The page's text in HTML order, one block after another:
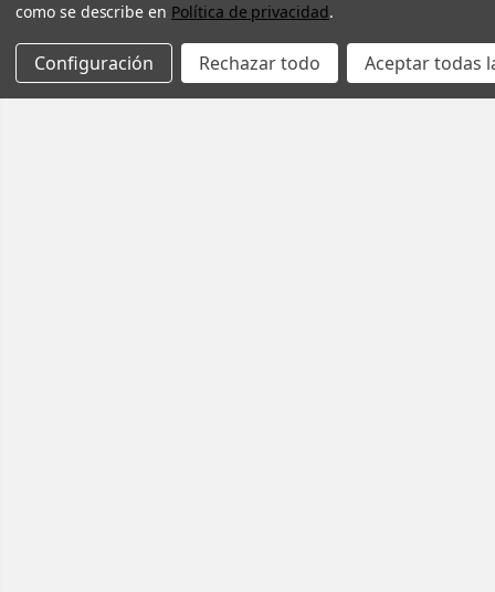
como se describe en Política de privacidad.
Configuración Rechazar todo Aceptar todas